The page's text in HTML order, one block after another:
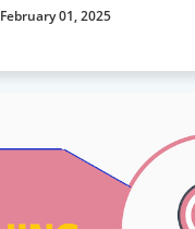
February 01, 2025